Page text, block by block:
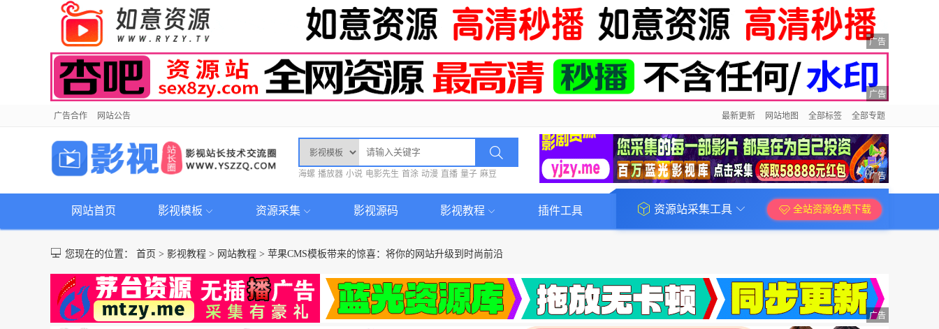
广告
广告
广告合作 网站公告 最新更新 网站地图 全部标签 全部专题
海螺 播放器 小说 电影先生 首涂 动漫 直播 量子 麻豆 广告
网站首页 影视模板 资源采集 影视源码 影视教程 插件工具 资源站采集工具 全站资源免费下载
您现在的位置： 首页 > 影视教程 > 网站教程 > 苹果CMS模板带来的惊喜：将你的网站升级到时尚前沿
广告